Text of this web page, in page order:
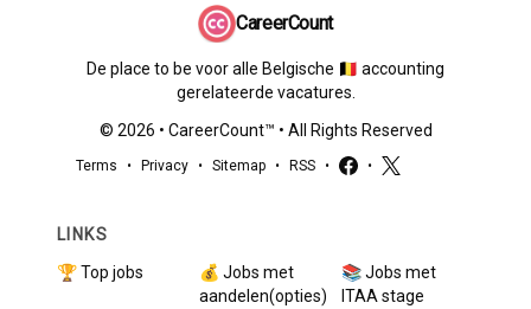
CareerCount
De place to be voor alle Belgische 🇧🇪 accounting
gerelateerde vacatures.
© 2026 • CareerCount™ • All Rights Reserved
Terms • Privacy • Sitemap • RSS • •
LINKS
🏆 Top jobs
💰 Jobs met
aandelen(opties)
📚 Jobs met
ITAA stage